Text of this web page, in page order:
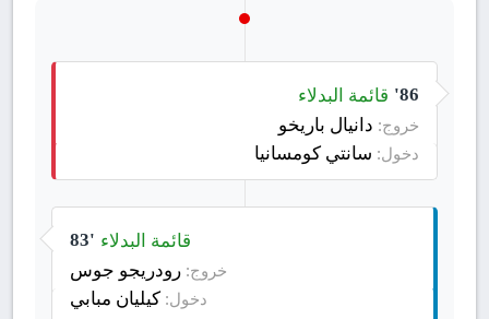
86' قائمة البدلاء
خروج: دانيال باريخو
دخول: سانتي كومسانيا
83' قائمة البدلاء
خروج: رودريجو جوس
دخول: كيليان مبابي